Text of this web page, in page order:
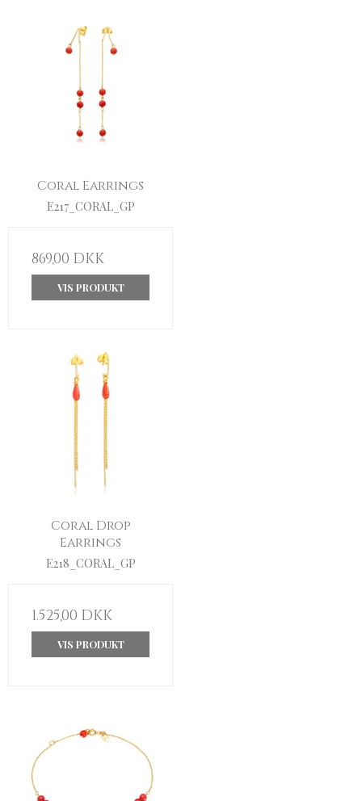
Coral Earrings
E217_CORAL_GP
869,00 DKK
VIS PRODUKT
Coral Drop
Earrings
E218_CORAL_GP
1.525,00 DKK
VIS PRODUKT